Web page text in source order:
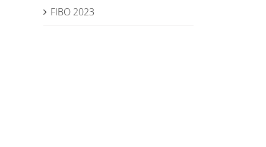
FIBO 2023